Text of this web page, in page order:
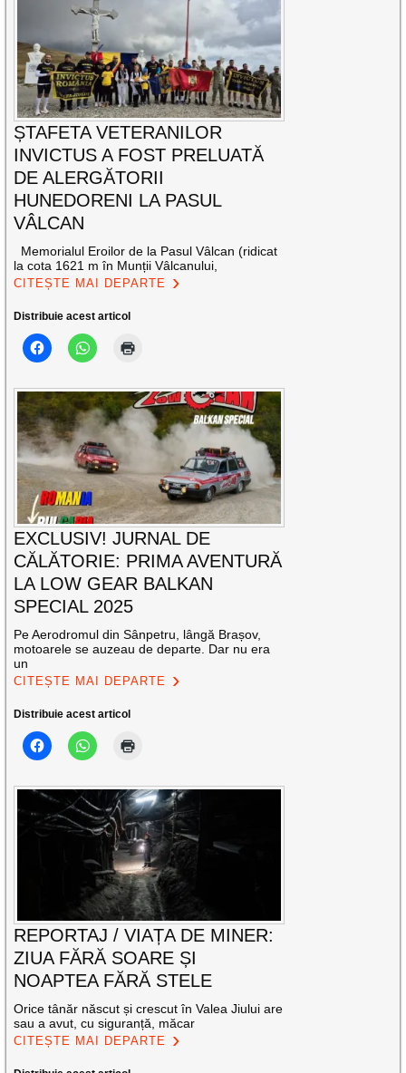
ȘTAFETA VETERANILOR
INVICTUS A FOST PRELUATĂ
DE ALERGĂTORII
HUNEDORENI LA PASUL
VÂLCAN
Memorialul Eroilor de la Pasul Vâlcan (ridicat
la cota 1621 m în Munții Vâlcanului,
CITEȘTE MAI DEPARTE
Distribuie acest articol
EXCLUSIV! JURNAL DE
CĂLĂTORIE: PRIMA AVENTURĂ
LA LOW GEAR BALKAN
SPECIAL 2025
Pe Aerodromul din Sânpetru, lângă Brașov,
motoarele se auzeau de departe. Dar nu era
un
CITEȘTE MAI DEPARTE
Distribuie acest articol
REPORTAJ / VIAȚA DE MINER:
ZIUA FĂRĂ SOARE ȘI
NOAPTEA FĂRĂ STELE
Orice tânăr născut și crescut în Valea Jiului are
sau a avut, cu siguranță, măcar
CITEȘTE MAI DEPARTE